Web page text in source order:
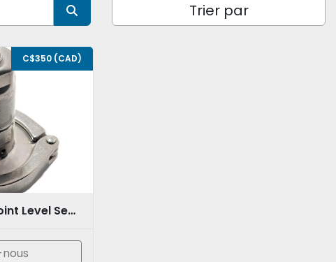
Trier par
C$350 (CAD)
IFM LMT121 IO-Link Point Level Sensor with E433112